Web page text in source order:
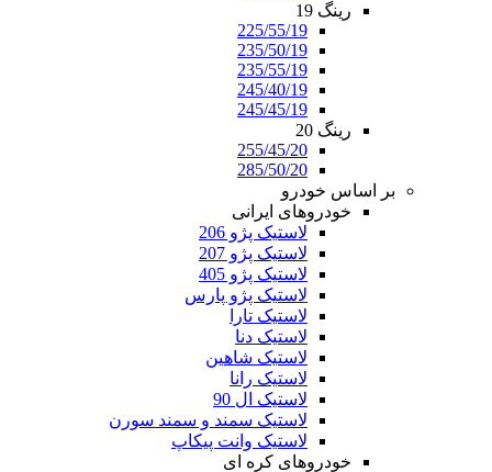
رینگ 19
225/55/19
235/50/19
235/55/19
245/40/19
245/45/19
رینگ 20
255/45/20
285/50/20
بر اساس خودرو
خودروهای ایرانی
لاستیک پژو 206
لاستیک پژو 207
لاستیک پژو 405
لاستیک پژو پارس
لاستیک تارا
لاستیک دنا
لاستیک شاهین
لاستیک رانا
لاستیک ال 90
لاستیک سمند و سمند سورن
لاستیک وانت پیکاپ
خودروهای کره ای